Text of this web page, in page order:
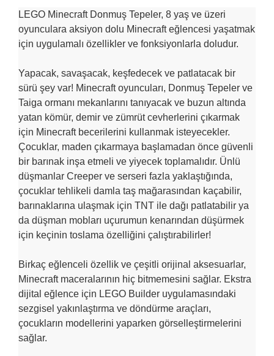
LEGO Minecraft Donmuş Tepeler, 8 yaş ve üzeri
oyunculara aksiyon dolu Minecraft eğlencesi yaşatmak
için uygulamalı özellikler ve fonksiyonlarla doludur.
Yapacak, savaşacak, keşfedecek ve patlatacak bir
sürü şey var! Minecraft oyuncuları, Donmuş Tepeler ve
Taiga ormanı mekanlarını tanıyacak ve buzun altında
yatan kömür, demir ve zümrüt cevherlerini çıkarmak
için Minecraft becerilerini kullanmak isteyecekler.
Çocuklar, maden çıkarmaya başlamadan önce güvenli
bir barınak inşa etmeli ve yiyecek toplamalıdır. Ünlü
düşmanlar Creeper ve serseri fazla yaklaştığında,
çocuklar tehlikeli damla taş mağarasından kaçabilir,
barınaklarına ulaşmak için TNT ile dağı patlatabilir ya
da düşman mobları uçurumun kenarından düşürmek
için keçinin toslama özelliğini çalıştırabilirler!
Birkaç eğlenceli özellik ve çeşitli orijinal aksesuarlar,
Minecraft maceralarının hiç bitmemesini sağlar. Ekstra
dijital eğlence için LEGO Builder uygulamasındaki
sezgisel yakınlaştırma ve döndürme araçları,
çocukların modellerini yaparken görselleştirmelerini
sağlar.